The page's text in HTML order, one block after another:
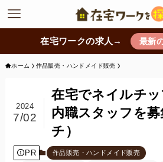
在宅ワークの求人→ 最新
ホーム 作品販売・ハンドメイド販売
在宅でネイルチ
内職スタッフを
チ）
2024
7/02
PR
作品販売・ハンドメイド販売